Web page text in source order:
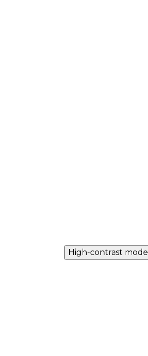
High-contrast mode